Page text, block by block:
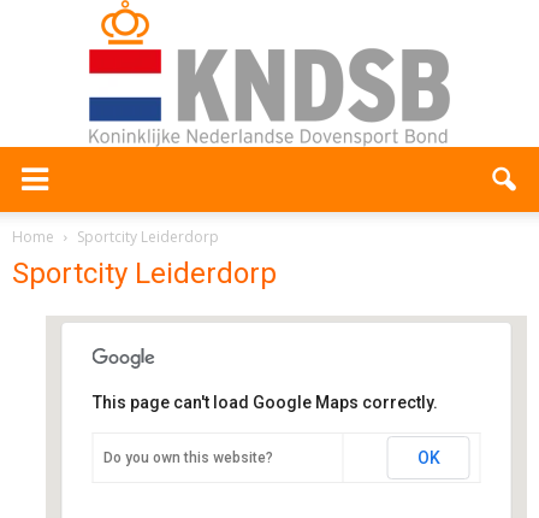
Home Sportcity Leiderdorp
Sportcity Leiderdorp
Sportcity Leiderdorp
This page can't load Google Maps correctly.
Do you own this website? OK